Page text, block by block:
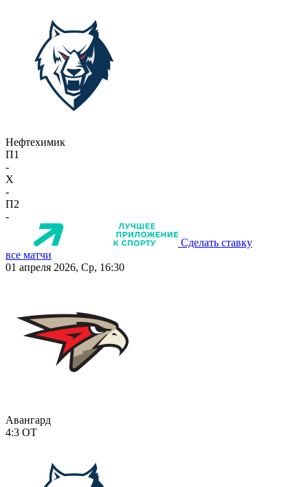
Нефтехимик
П1
-
X
-
П2
-
Сделать ставку
все матчи
01 апреля 2026, Ср, 16:30
Авангард
4:3 ОТ